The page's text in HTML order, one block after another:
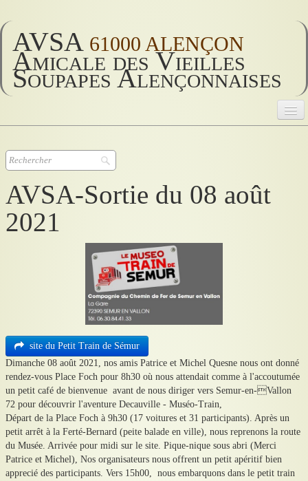
AVSA 61000 ALENÇON
Amicale des Vieilles
Soupapes Alençonnaises
Accueil
AVSA 2026
AVSA-Sortie du 08 août
2021
site du Petit Train de Sémur
Dimanche 08 août 2021, nos amis Patrice et Michel Quesne nous ont donné
rendez-vous Place Foch pour 8h30 où nous attendait comme à l'accoutumée
un petit café de bienvenue avant de nous diriger vers Semur-en-Vallon
72 pour découvrir l'aventure Decauville - Muséo-Train,
Départ de la Place Foch à 9h30 (17 voitures et 31 participants). Après un
petit arrêt à la Ferté-Bernard (peite balade en ville), nous reprenons la route
du Musée. Arrivée pour midi sur le site. Pique-nique sous abri (Merci
Patrice et Michel), Nos organisateurs nous offrent un petit apéritif bien
apprecié des participants. Vers 15h00, nous embarquons dans le petit train